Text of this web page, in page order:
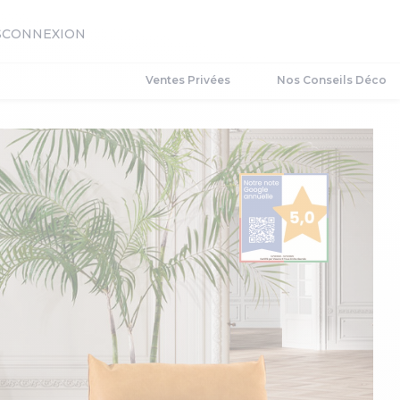
CONNEXION
Ventes Privées Nos Conseils Déco